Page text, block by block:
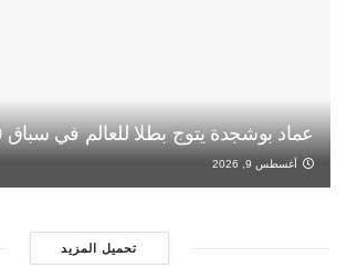
عماد بوشجدة يتوج بطلا للعالم في سباق 800 متر
أغسطس 9, 2026
تحميل المزيد